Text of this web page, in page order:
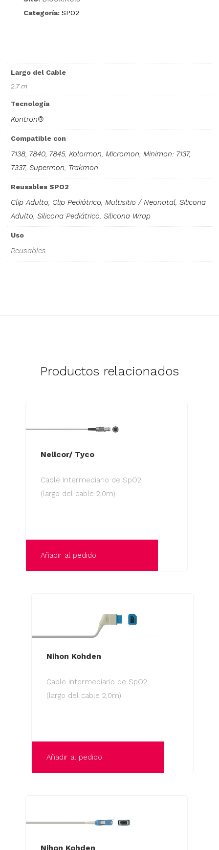
Categoría: SPO2
Largo del Cable
2.7 m
Tecnología
Kontron®
Compatible con
7138, 7840, 7845, Kolormon, Micromon, Minimon: 7137,
7337, Supermon, Trakmon
Reusables SPO2
Clip Adulto, Clip Pediátrico, Multisitio / Neonatal, Silicona
Adulto, Silicona Pediátrico, Silicona Wrap
Uso
Reusables
Productos relacionados
Nellcor/ Tyco
Cable Intermediario de SpO2
(largo del cable 2,0m).
Añadir al pedido
Nihon Kohden
Cable Intermediario de SpO2
(largo del cable 2,0m).
Añadir al pedido
Nihon Kohden